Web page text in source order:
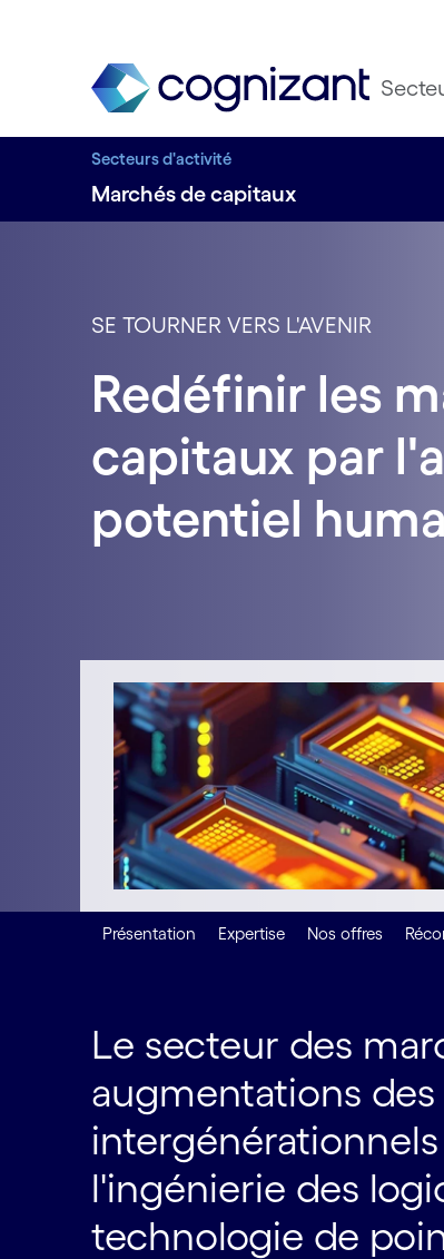
Secteurs d'activité
Marchés de capitaux
SE TOURNER VERS L'AVENIR
Redéfinir les
capitaux par
potentiel
Présentation Expertise Nos offres
Le secteur des
augmentations
l'ingénierie des
technologie de